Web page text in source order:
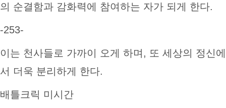
의 순결함과 감화력에 참여하는 자가 되게 한다.
-253-
이는 천사들로 가까이 오게 하며, 또 세상의 정신에
서 더욱 분리하게 한다.
배틀크릭 미시간